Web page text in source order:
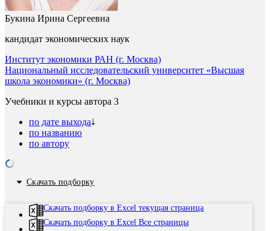
Букина Ирина Сергеевна
кандидат экономических наук
Институт экономики РАН (г. Москва)
Национальный исследовательский университет «Высшая
школа экономики» (г. Москва)
Учебники и курсы автора 3
по дате выхода
по названию
по автору
Скачать подборку
Скачать подборку в Excel текущая страница
Скачать подборку в Excel Все страницы